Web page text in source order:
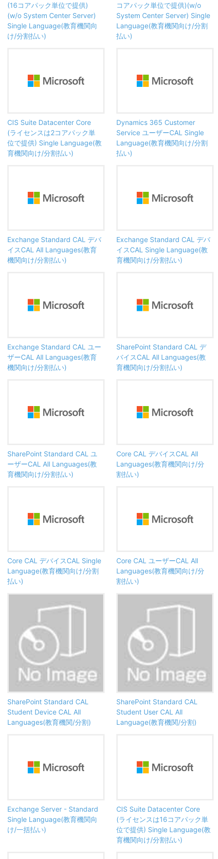
(16コアパック単位で提供)
(w/o System Center Server)
Single Language(教育機関向
け/分割払い)
コアパック単位で提供)(w/o
System Center Server) Single
Language(教育機関向け/分割
払い)
CIS Suite Datacenter Core
(ライセンスは2コアパック単
位で提供) Single Language(教
育機関向け/分割払い)
Dynamics 365 Customer
Service ユーザーCAL Single
Language(教育機関向け/分割
払い)
Exchange Standard CAL デバ
イスCAL All Languages(教育
機関向け/分割払い)
Exchange Standard CAL デバ
イスCAL Single Language(教
育機関向け/分割払い)
Exchange Standard CAL ユー
ザーCAL All Languages(教育
機関向け/分割払い)
SharePoint Standard CAL デ
バイスCAL All Languages(教
育機関向け/分割払い)
SharePoint Standard CAL ユ
ーザーCAL All Languages(教
育機関向け/分割払い)
Core CAL デバイスCAL All
Languages(教育機関向け/分
割払い)
Core CAL デバイスCAL Single
Language(教育機関向け/分割
払い)
Core CAL ユーザーCAL All
Languages(教育機関向け/分
割払い)
SharePoint Standard CAL
Student Device CAL All
Languages(教育機関/分割)
SharePoint Standard CAL
Student User CAL All
Language(教育機関/分割)
Exchange Server - Standard
Single Language(教育機関向
け/一括払い)
CIS Suite Datacenter Core
(ライセンスは16コアパック単
位で提供) Single Language(教
育機関向け/分割払い)